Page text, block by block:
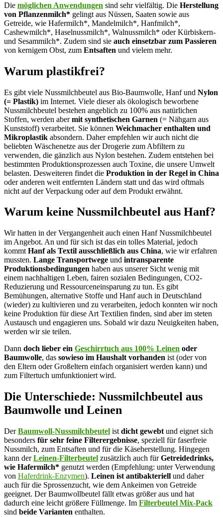
Die möglichen Anwendungen sind sehr vielfältig. Die Herstellung
von Pflanzenmilch* gelingt aus Nüssen, Saaten sowie aus
Getreide, wie Hafermilch*, Mandelmilch*, Hanfmilch*,
Cashewmilch*, Haselnussmilch*, Walnussmilch* oder Kürbiskern-
und Sesammilch*. Zudem sind sie auch einsetzbar zum Passieren
von kernigem Obst, zum Entsaften und vielem mehr.
Warum plastikfrei?
Es gibt viele Nussmilchbeutel aus Bio-Baumwolle, Hanf und Nylon
(= Plastik) im Internet. Viele dieser als ökologisch beworbene
Nussmilchbeutel bestehen angeblich zu 100% aus natürlichen
Stoffen, werden abermit synthetischen Garnen (= Nähgarn aus
Kunststoff) verarbeitet. Sie können Weichmacher enthalten und
Mikroplastik absondern. Daher empfehlen wir auch nicht die
beliebten Wäschenetze aus der Drogerie zum Abfiltern zu
verwenden, die gänzlich aus Nylon bestehen. Zudem entstehen bei
bestimmten Produktionsprozessen auch Toxine, die unsere Umwelt
belasten. Desweiteren findet die Produktion in der Regel in China
oder anderen weit entfernten Ländern statt und das wird oftmals
nicht auf der Verpackung oder auf dem Produkt erwähnt.
Warum keine Nussmilchbeutel aus Hanf?
Wir hatten in der Vergangenheit auch einen Hanf Nussmilchbeutel
im Angebot. An und für sich ist das ein tolles Material, jedoch
kommt Hanf als Textil ausschließlich aus China, wie wir erfahren
mussten. Lange Transportwege und intransparente
Produktionsbedingungen haben aus unserer Sicht wenig mit
einem nachhaltigen Leben, fairen sozialen Bedingungen, CO2-
Reduzierung und Ressourceneinsparung zu tun. Es gibt
Bemühungen, alternative Stoffe und Hanf auch in Deutschland
(wieder) zu kultivieren und zu verarbeiten, jedoch konnten wir noch
keine Produktion für diese Art Textilien finden, sind aber im steten
Austausch und engagieren uns. Sobald wir dazu Neuigkeiten haben,
werden wir sie teilen.
Dann doch lieber ein Geschirrtuch aus 100% Leinen oder
Baumwolle, das sowieso im Haushalt vorhanden ist (oder von
den Eltern oder Großeltern einfach organisiert werden kann) und
zum Filtertuch umfunktioniert wird.
Die Unterschiede: Nussmilchbeutel aus
Baumwolle und Leinen
DerBaumwoll-Nussmilchbeutel ist dicht gewebt und eignet sich
besonders für sehr feine Filterergebnisse, speziell für faserfreie
Nussmilch, zum Entsaften und für die Käseherstellung. Hingegen
kann derLeinen-Filterbeutel zusätzlich auch fürGetreidedrinks,
wie Hafermilch* genutzt werden (Empfehlung: unter Verwendung
von Haferdrink-Enzymen). Leinen ist antibakteriell und daher
auch für die Sprossenzucht, wie dem Ankeimen von Getreide
geeignet. Der Baumwollbeutel fällt etwas größer aus und hat
dadurch eine leicht größere Füllmenge. Im Filterbeutel Mix-Pack
sind beide Varianten enthalten.